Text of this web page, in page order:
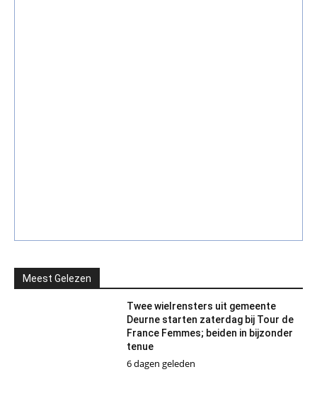
Meest Gelezen
Twee wielrensters uit gemeente
Deurne starten zaterdag bij Tour de
France Femmes; beiden in bijzonder
tenue
6 dagen geleden